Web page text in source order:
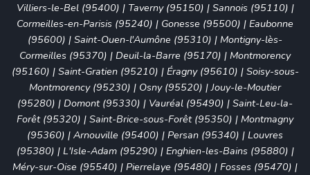
Villiers-le-Bel (95400) | Taverny (95150) | Sannois (95110) |
Cormeilles-en-Parisis (95240) | Gonesse (95500) | Eaubonne
(95600) | Saint-Ouen-l'Aumône (95310) | Montigny-lès-
Cormeilles (95370) | Deuil-la-Barre (95170) | Montmorency
(95160) | Saint-Gratien (95210) | Éragny (95610) | Soisy-sous-
Montmorency (95230) | Osny (95520) |Jouy-le-Moutier
(95280) | Domont (95330) | Vauréal (95490) | Saint-Leu-la-
Forêt (95320) | Saint-Brice-sous-Forêt (95350) | Montmagny
(95360) | Arnouville (95400) | Persan (95340) | Louvres
(95380) | L'Isle-Adam (95290) | Enghien-les-Bains (95880) |
Méry-sur-Oise (95540) | Pierrelaye (95480) | Fosses (95470) |